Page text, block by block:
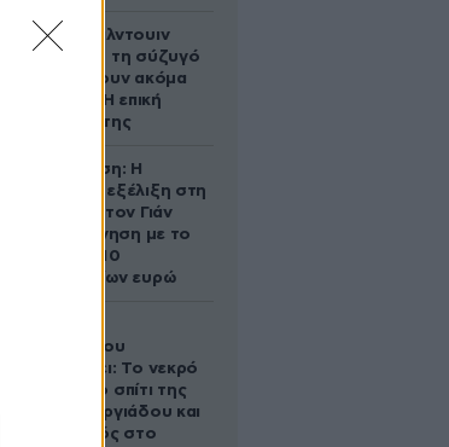
Ο Άλεκ Μπάλντουιν
ζήτησε από τη σύζυγό
του να κάνουν ακόμα
ένα παιδί – Η επική
αντίδρασή της
Αθηνά Ωνάση: Η
απρόσμενη εξέλιξη στη
διαμάχη με τον Γιάν
Τοπς – Η κίνηση με το
άλογο των 10
εκατομμυρίων ευρώ
Τζώρτζογλου
αποκαλύπτει: Το νεκρό
έμβρυο στο σπίτι της
Μαρίας Γεωργιάδου και
ο εγκλεισμός στο